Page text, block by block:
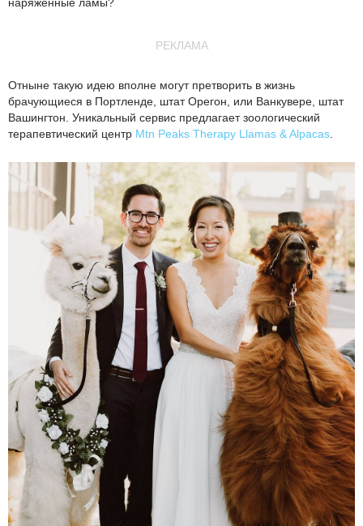
РЕКЛАМА
Отныне такую идею вполне могут претворить в жизнь
брачующиеся в Портленде, штат Орегон, или Ванкувере, штат
Вашингтон. Уникальный сервис предлагает зоологический
терапевтический центр Mtn Peaks Therapy Llamas & Alpacas